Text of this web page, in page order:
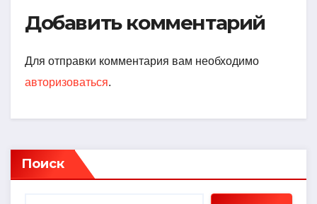
Добавить комментарий
Для отправки комментария вам необходимо
авторизоваться.
Поиск